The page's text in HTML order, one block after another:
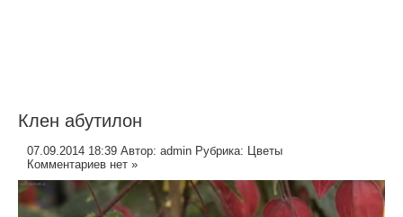
Клен абутилон
07.09.2014 18:39 Автор: admin Рубрика:
Цветы
Комментариев нет »